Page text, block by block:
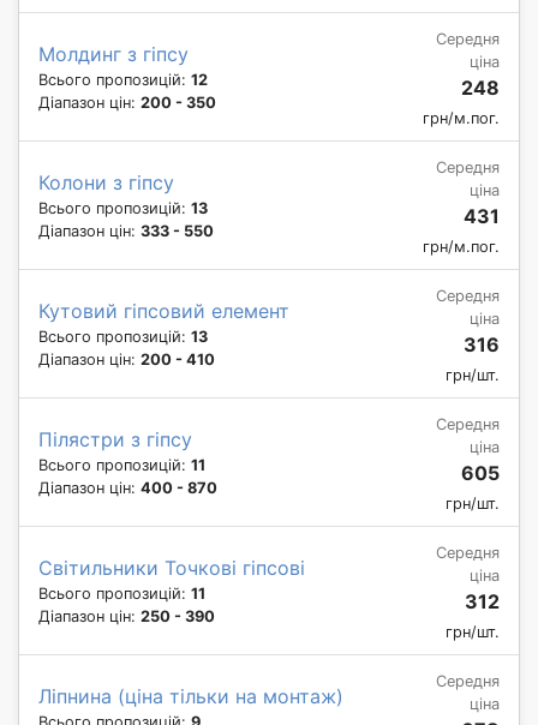
Молдинг з гіпсу
Всього пропозицій: 12
Діапазон цін: 200 - 350
Середня
ціна
248
грн/м.пог.
Колони з гіпсу
Всього пропозицій: 13
Діапазон цін: 333 - 550
Середня
ціна
431
грн/м.пог.
Кутовий гіпсовий елемент
Всього пропозицій: 13
Діапазон цін: 200 - 410
Середня
ціна
316
грн/шт.
Пілястри з гіпсу
Всього пропозицій: 11
Діапазон цін: 400 - 870
Середня
ціна
605
грн/шт.
Світильники Точкові гіпсові
Всього пропозицій: 11
Діапазон цін: 250 - 390
Середня
ціна
312
грн/шт.
Ліпнина (ціна тільки на монтаж)
Середня
ціна